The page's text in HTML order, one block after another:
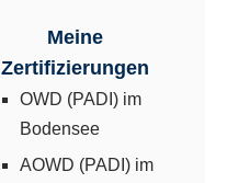
Meine
Zertifizierungen
OWD (PADI) im
Bodensee
AOWD (PADI) im